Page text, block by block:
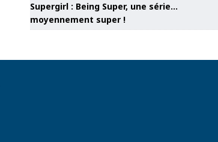
Supergirl : Being Super, une série…
moyennement super !